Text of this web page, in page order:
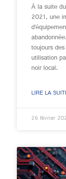
À la suite
2021, une
toujours
utilisation
noir local.
LIRE LA
26 février